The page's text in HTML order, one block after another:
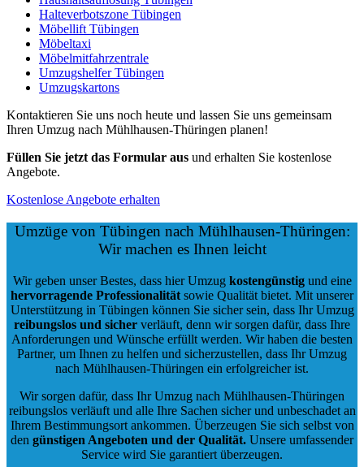
Halteverbotszone Tübingen
Möbellift Tübingen
Möbeltaxi
Möbelmitfahrzentrale
Umzugshelfer Tübingen
Umzugskartons
Kontaktieren Sie uns noch heute und lassen Sie uns gemeinsam
Ihren Umzug nach Mühlhausen-Thüringen planen!
Füllen Sie jetzt das Formular aus und erhalten Sie kostenlose
Angebote.
Kostenlose Angebote erhalten
Umzüge von Tübingen nach Mühlhausen-Thüringen:
Wir machen es Ihnen leicht
Wir geben unser Bestes, dass hier Umzug kostengünstigund eine
hervorragende Professionalität sowie Qualität bietet. Mit unserer
Unterstützung in Tübingen können Sie sicher sein, dass Ihr Umzug
reibungslos und sicher verläuft, denn wir sorgen dafür, dass Ihre
Anforderungen und Wünsche erfüllt werden. Wir haben die besten
Partner, um Ihnen zu helfen und sicherzustellen, dass Ihr Umzug
nach Mühlhausen-Thüringen ein erfolgreicher ist.
Wir sorgen dafür, dass Ihr Umzug nach Mühlhausen-Thüringen
reibungslos verläuft und alle Ihre Sachen sicher und unbeschadet an
Ihrem Bestimmungsort ankommen. Überzeugen Sie sich selbst von
den günstigen Angeboten und der Qualität. Unsere umfassender
Service wird Sie garantiert überzeugen.